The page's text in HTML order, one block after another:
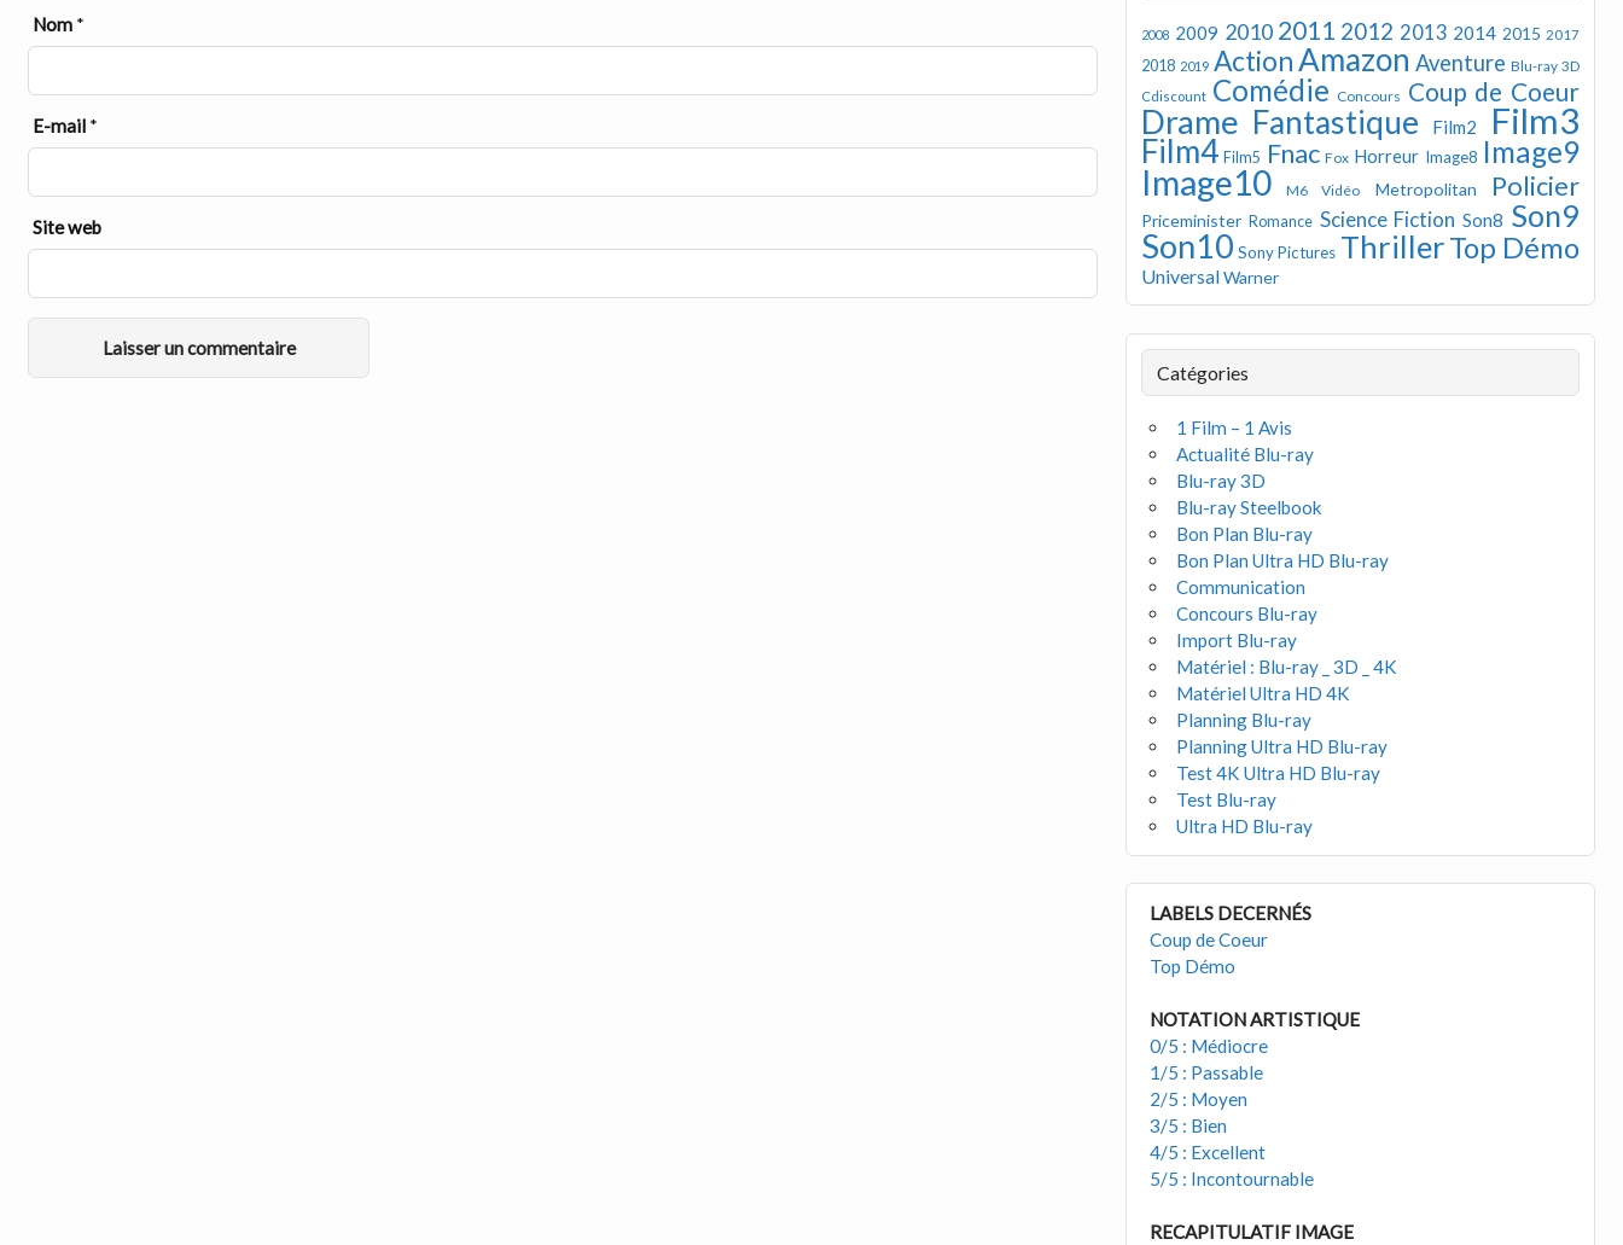
Nom *
E-mail *
Site web
2008 2009 2010 2011 2012 2013 2014 2015 2017
2018 2019 ActionAmazon Aventure Blu-ray 3D
Cdiscount Comédie Concours Coup de Coeur
Drame Fantastique Film2 Film3
Film4 Film5 Fnac Fox Horreur Image8 Image9
Image10 M6 Vidéo Metropolitan Policier
Priceminister Romance Science Fiction Son8 Son9
Son10 Sony Pictures ThrillerTop Démo
UniversalWarner
Catégories
1 Film – 1 Avis
Actualité Blu-ray
Blu-ray 3D
Blu-ray Steelbook
Bon Plan Blu-ray
Bon Plan Ultra HD Blu-ray
Communication
Concours Blu-ray
Import Blu-ray
Matériel : Blu-ray _ 3D _ 4K
Matériel Ultra HD 4K
Planning Blu-ray
Planning Ultra HD Blu-ray
Test 4K Ultra HD Blu-ray
Test Blu-ray
Ultra HD Blu-ray
LABELS DECERNÉS
Coup de Coeur
Top Démo
NOTATION ARTISTIQUE
0/5 : Médiocre
1/5 : Passable
2/5 : Moyen
3/5 : Bien
4/5 : Excellent
5/5 : Incontournable
RECAPITULATIF IMAGE